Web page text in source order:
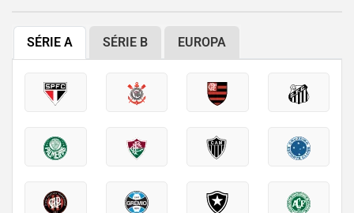
SÉRIE A SÉRIE B EUROPA